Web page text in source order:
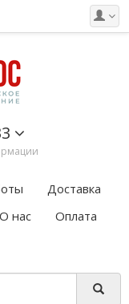
Доставка
О нас
Оплата